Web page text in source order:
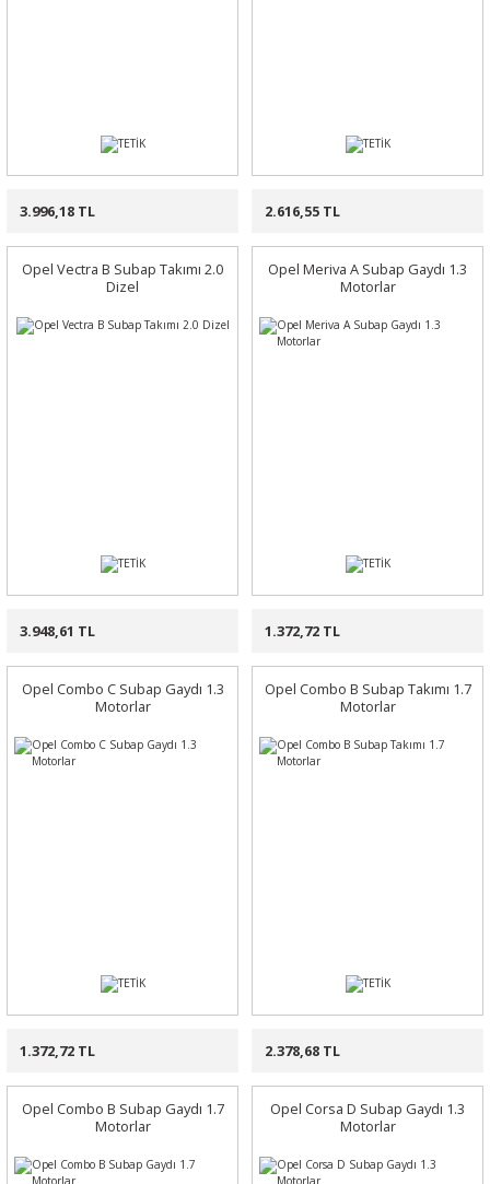
3.996,18 TL 2.616,55 TL
Opel Vectra B Subap Takımı 2.0
Dizel
3.948,61 TL
Opel Meriva A Subap Gaydı 1.3
Motorlar
1.372,72 TL
Opel Combo C Subap Gaydı 1.3
Motorlar
1.372,72 TL
Opel Combo B Subap Takımı 1.7
Motorlar
2.378,68 TL
Opel Combo B Subap Gaydı 1.7
Motorlar
Opel Corsa D Subap Gaydı 1.3
Motorlar